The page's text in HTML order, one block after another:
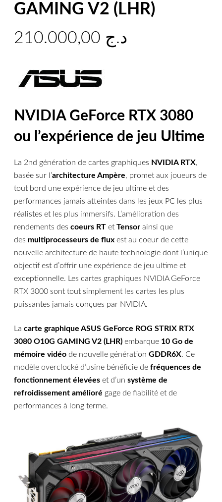
GAMING V2 (LHR)
د.ج
NVIDIA GeForce RTX 3080
ou l’expérience de jeu Ultime
La 2nd génération de cartes graphiques NVIDIA RTX,
basée sur l’architecture Ampère, promet aux joueurs de
tout bord une expérience de jeu ultime et des
performances jamais atteintes dans les jeux PC les plus
réalistes et les plus immersifs. L’amélioration des
rendements descoeurs RT etTensorainsi que
des multiprocesseurs de fluxest au coeur de cette
nouvelle architecture de haute technologie dont l’unique
objectif est d’offrir une expérience de jeu ultime et
exceptionnelle. Les cartes graphiques NVIDIA GeForce
RTX 3000 sont tout simplement les cartes les plus
puissantes jamais conçues par NVIDIA.
Lacarte graphique ASUS GeForce ROG STRIX RTX
3080 O10G GAMING V2 (LHR) embarque 10 Go de
mémoire vidéo de nouvelle générationGDDR6X. Ce
modèle overclocké d’usine bénéficie de fréquences de
fonctionnement élevées et d’un système de
refroidissement amélioré gage de fiabilité et de
performances à long terme.